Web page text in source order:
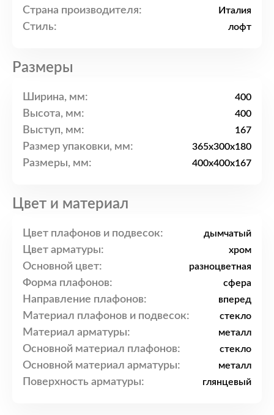
Страна производителя: Италия
Стиль: лофт
Размеры
Ширина, мм: 400
Высота, мм: 400
Выступ, мм: 167
Размер упаковки, мм: 365x300x180
Размеры, мм: 400x400x167
Цвет и материал
Цвет плафонов и подвесок: дымчатый
Цвет арматуры: хром
Основной цвет: разноцветная
Форма плафонов: сфера
Направление плафонов: вперед
Материал плафонов и подвесок: стекло
Материал арматуры: металл
Основной материал плафонов: стекло
Основной материал арматуры: металл
Поверхность арматуры: глянцевый